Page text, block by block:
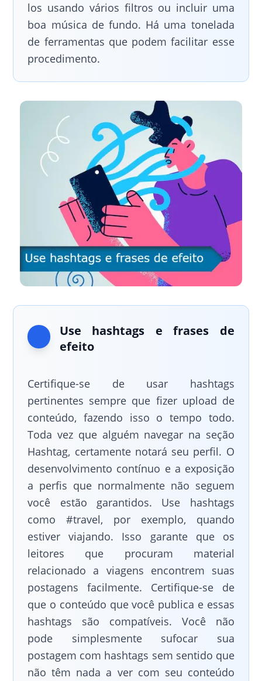
los usando vários filtros ou incluir uma
boa música de fundo. Há uma tonelada
de ferramentas que podem facilitar esse
procedimento.
Use hashtags e frases de
efeito
Certifique-se de usar hashtags
pertinentes sempre que fizer upload de
conteúdo, fazendo isso o tempo todo.
Toda vez que alguém navegar na seção
Hashtag, certamente notará seu perfil. O
desenvolvimento contínuo e a exposição
a perfis que normalmente não seguem
você estão garantidos. Use hashtags
como #travel, por exemplo, quando
estiver viajando. Isso garante que os
leitores que procuram material
relacionado a viagens encontrem suas
postagens facilmente. Certifique-se de
que o conteúdo que você publica e essas
hashtags são compatíveis. Você não
pode simplesmente sufocar sua
postagem com hashtags sem sentido que
não têm nada a ver com seu conteúdo